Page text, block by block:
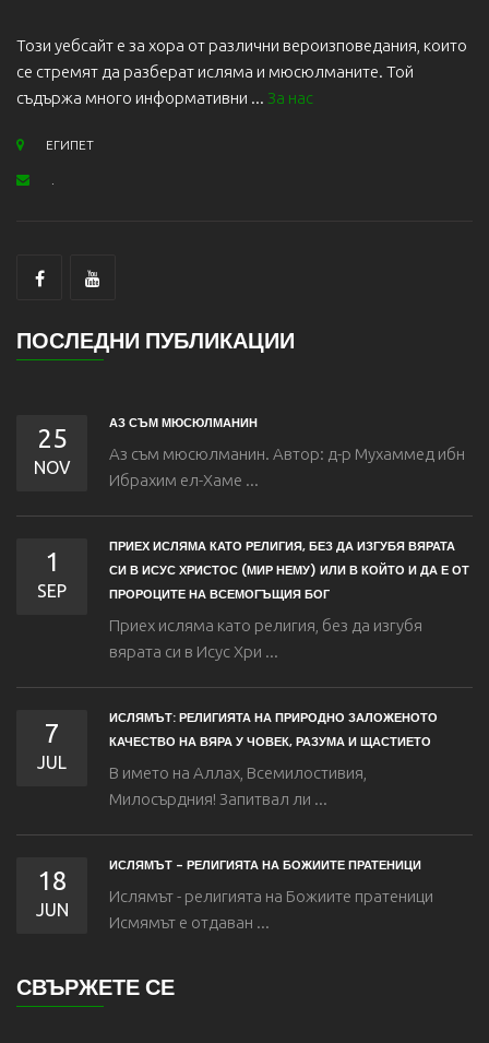
Този уебсайт е за хора от различни вероизповедания, които
се стремят да разберат исляма и мюсюлманите. Той
съдържа много информативни ... За нас
ЕГИПЕТ
ПОСЛЕДНИ ПУБЛИКАЦИИ
25
NOV
АЗ СЪМ МЮСЮЛМАНИН
Аз съм мюсюлманин. Автор: д-р Мухаммед ибн
Ибрахим eл-Хаме ...
1
SEP
ПРИЕХ ИСЛЯМА КАТО РЕЛИГИЯ, БЕЗ ДА ИЗГУБЯ ВЯРАТА
СИ В ИСУС ХРИСТОС (МИР НЕМУ) ИЛИ В КОЙТО И ДА Е ОТ
ПРОРОЦИТЕ НА ВСЕМОГЪЩИЯ БОГ
Приех исляма като религия, без да изгубя
вярата си в Исус Хри ...
7
JUL
ИСЛЯМЪТ: РЕЛИГИЯТА НА ПРИРОДНО ЗАЛОЖЕНОТО
КАЧЕСТВО НА ВЯРА У ЧОВЕК, РАЗУМА И ЩАСТИЕТО
В името на Аллах, Всемилостивия,
Милосърдния! Запитвал ли ...
18
JUN
ИСЛЯМЪТ - РЕЛИГИЯТА НА БОЖИИТЕ ПРАТЕНИЦИ
Ислямът - религията на Божиите пратеници
Исмямът е отдаван ...
СВЪРЖЕТЕ СЕ